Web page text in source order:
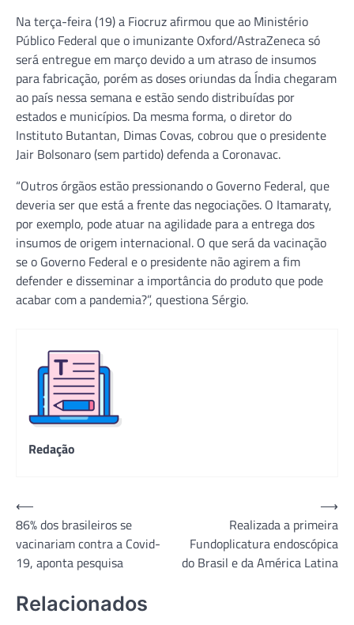
Na terça-feira (19) a Fiocruz afirmou que ao Ministério
Público Federal que o imunizante Oxford/AstraZeneca só
será entregue em março devido a um atraso de insumos
para fabricação, porém as doses oriundas da Índia chegaram
ao país nessa semana e estão sendo distribuídas por
estados e municípios. Da mesma forma, o diretor do
Instituto Butantan, Dimas Covas, cobrou que o presidente
Jair Bolsonaro (sem partido) defenda a Coronavac.
“Outros órgãos estão pressionando o Governo Federal, que
deveria ser que está a frente das negociações. O Itamaraty,
por exemplo, pode atuar na agilidade para a entrega dos
insumos de origem internacional. O que será da vacinação
se o Governo Federal e o presidente não agirem a fim
defender e disseminar a importância do produto que pode
acabar com a pandemia?”, questiona Sérgio.
Redação
Navegação
de
Post
⟵
86% dos brasileiros se
vacinariam contra a Covid-
19, aponta pesquisa
Realizada a primeira
Fundoplicatura endoscópica
do Brasil e da América Latina
⟶
Relacionados